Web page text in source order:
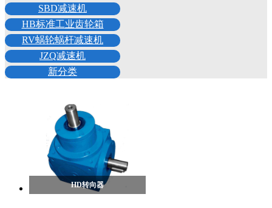
SBD减速机
HB标准工业齿轮箱
RV蜗轮蜗杆减速机
JZQ减速机
新分类
HD转向器